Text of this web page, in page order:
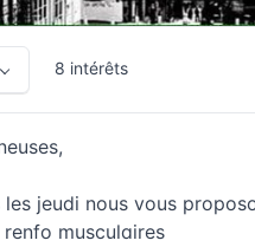
8 intérêts
les jeudi nous vous
musculaires